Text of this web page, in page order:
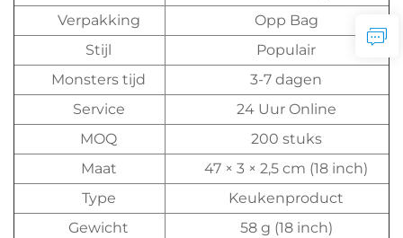
Verpakking
Opp Bag
Stijl
Populair
Monsters tijd
3-7 dagen
Service
24 Uur Online
MOQ
200 stuks
Maat
47 × 3 × 2,5 cm (18 inch)
Type
Keukenproduct
Gewicht
58 g (18 inch)